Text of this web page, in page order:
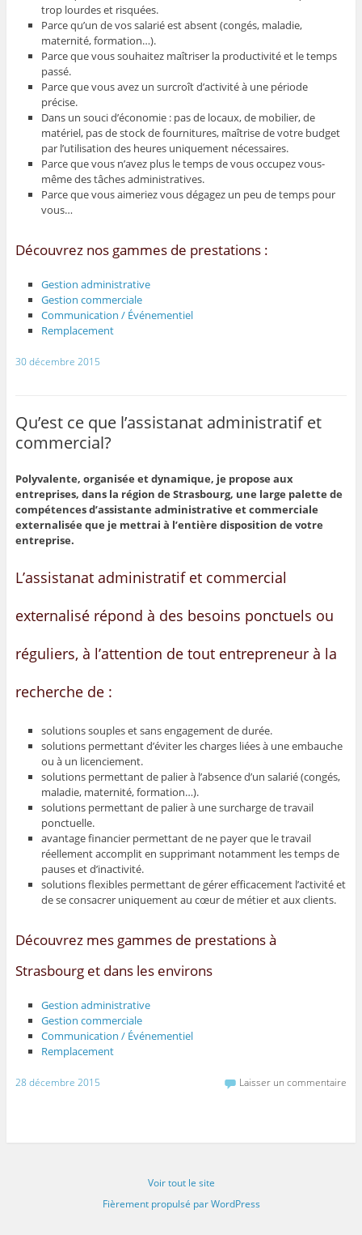
trop lourdes et risquées.
Parce qu’un de vos salarié est absent (congés, maladie,
maternité, formation…).
Parce que vous souhaitez maîtriser la productivité et le temps
passé.
Parce que vous avez un surcroît d’activité à une période
précise.
Dans un souci d’économie : pas de locaux, de mobilier, de
matériel, pas de stock de fournitures, maîtrise de votre budget
par l’utilisation des heures uniquement nécessaires.
Parce que vous n’avez plus le temps de vous occupez vous-
même des tâches administratives.
Parce que vous aimeriez vous dégagez un peu de temps pour
vous…
Découvrez nos gammes de prestations :
Gestion administrative
Gestion commerciale
Communication / Événementiel
Remplacement
30 décembre 2015
Qu’est ce que l’assistanat administratif et
commercial?
Polyvalente, organisée et dynamique, je propose aux
entreprises, dans la région de Strasbourg, une large palette de
compétences d’assistante administrative et commerciale
externalisée que je mettrai à l’entière disposition de votre
entreprise.
L’assistanat administratif et commercial
externalisé répond à des besoins ponctuels ou
réguliers, à l’attention de tout entrepreneur à la
recherche de :
solutions souples et sans engagement de durée.
solutions permettant d’éviter les charges liées à une embauche
ou à un licenciement.
solutions permettant de palier à l’absence d’un salarié (congés,
maladie, maternité, formation…).
solutions permettant de palier à une surcharge de travail
ponctuelle.
avantage financier permettant de ne payer que le travail
réellement accomplit en supprimant notamment les temps de
pauses et d’inactivité.
solutions flexibles permettant de gérer efficacement l’activité et
de se consacrer uniquement au cœur de métier et aux clients.
Découvrez mes gammes de prestations à
Strasbourg et dans les environs
Gestion administrative
Gestion commerciale
Communication / Événementiel
Remplacement
28 décembre 2015 Laisser un commentaire
Voir tout le site
Fièrement propulsé par WordPress